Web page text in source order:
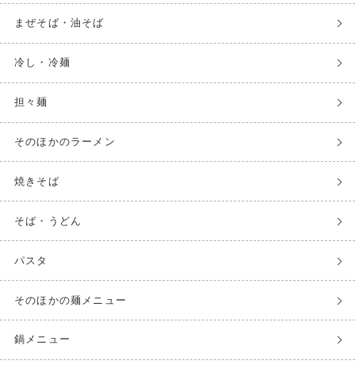
まぜそば・油そば
冷し・冷麺
担々麺
そのほかのラーメン
焼きそば
そば・うどん
パスタ
そのほかの麺メニュー
鍋メニュー